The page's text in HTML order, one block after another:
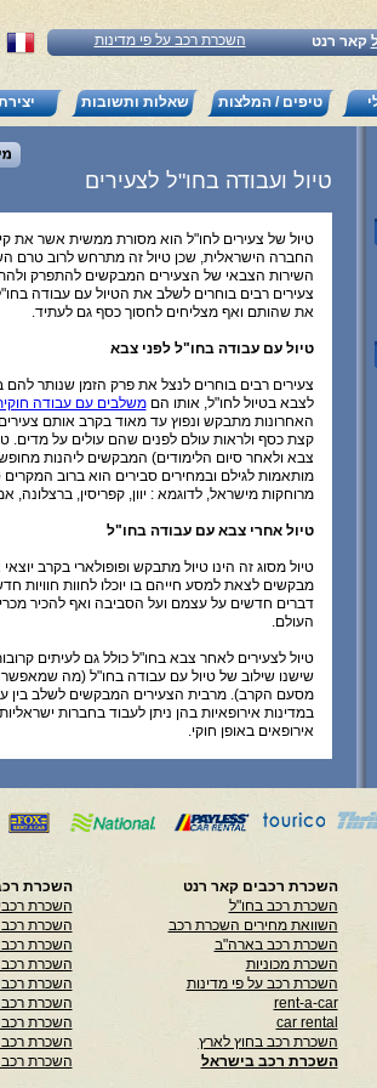
השכרת רכב על פי מדינות קאר רנט
טיפים / המלצות שאלות ותשובות
טיול ועבודה בחו"ל לצעירים
טיול של צעירים לחו"ל הוא מסורת ממשית אשר את
החברה הישראלית, שכן טיול זה מתרחש לרוב טרם
השירות הצבאי של הצעירים המבקשים להתפרק
צעירים רבים בוחרים לשלב את הטיול עם עבודה
את שהותם ואף מצליחים לחסוך כסף גם לעתיד.
טיול עם עבודה בחו"ל לפני צבא
צעירים רבים בוחרים לנצל את פרק הזמן שנותר להם
לצבא בטיול לחו"ל, אותו הםמשלבים עם עבודה
קצת כסף ולראות עולם לפנים שהם עולים על מדים.
צבא ולאחר סיום הלימודים) המבקשים ליהנות
מותאמות לגילם ובמחירים סבירים הוא ברוב המקרים
מרוחקות מישראל, לדוגמא : יוון, קפריסין, ברצלונה,
טיול אחרי צבא עם עבודה בחו"ל
טיול מסוג זה הינו טיול מתבקש ופופולארי בקרב
מבקשים לצאת למסע חייהם בו יוכלו לחוות חוויות
דברים חדשים על עצמם ועל הסביבה ואף להכיר
העולם.
טיול לצעירים לאחר צבא בחו"ל כולל גם לעיתים
שישנו שילוב של טיול עם עבודה בחו"ל (מה שמאפשר
מסעם הקרב). מרבית הצעירים המבקשים לשלב בין
במדינות אירופאיות בהן ניתן לעבוד בחברות
אירופאים באופן חוקי.
תרצו למצות וליהנות מטיול זה מבלי לפספס דבר
יעד להציע לכם. היעזרו בקריטריונים הבאים:
טיול עם עבודה להנאה מחיי הלילה
– אם חשקה
ומסעיר בו תוכלו ליהנות מחיי הלילה הפעילים
ופסטיבלים מיוחדים, הרי שתוכלו ליהנות מאלו גם
לעבוד, לטייל וליהנות מטרקים, מסעות ונופים–
ביעד מרתק בו תוכלו ליהנות מנופים פראיים עוצרי
שמא מהרים ורכסים בנפאל בטרקים ארוכים, הרי
עליכם להרחיק לכת למדינות רחוקות.
עבודה בחו"ל עם חברים וטיול אישי
– הבחירה
השכרת רכבים קאר רנט
השכרת רכב בחו"ל
השוואת מחירים השכרת רכב
השכרת רכב בארה"ב
השכרת מכוניות
השכרת רכב על פי מדינות
rent-a-car
car rental
השכרת רכב בחוץ לארץ
השכרת רכב בישראל
השכרת
השכרת
השכרת רכב
השכרת רכב
השכרת רכב
השכרת רכב
השכרת
השכרת רכב
השכרת רכב
השכרת רכב